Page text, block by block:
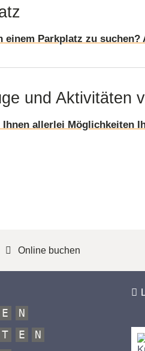
einem Parkplatz zu
und Aktivitäten
allerlei Möglichkeiten
Online buchen
E
N
T E
N